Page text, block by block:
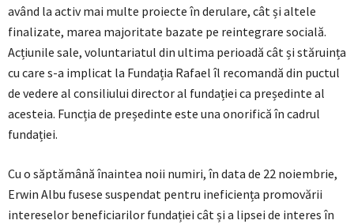
având la activ mai multe proiecte în derulare, cât și altele
finalizate, marea majoritate bazate pe reintegrare socială.
Acțiunile sale, voluntariatul din ultima perioadă cât și stăruința
cu care s-a implicat la Fundația Rafael îl recomandă din puctul
de vedere al consiliului director al fundației ca președinte al
acesteia. Funcția de președinte este una onorifică în cadrul
fundației.
Cu o săptămână înaintea noii numiri, în data de 22 noiembrie,
Erwin Albu fusese suspendat pentru ineficiența promovării
intereselor beneficiarilor fundației cât și a lipsei de interes în